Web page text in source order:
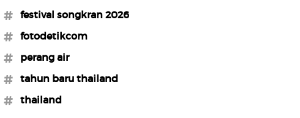
#festival songkran 2026
#fotodetikcom
#perang air
#tahun baru thailand
#thailand